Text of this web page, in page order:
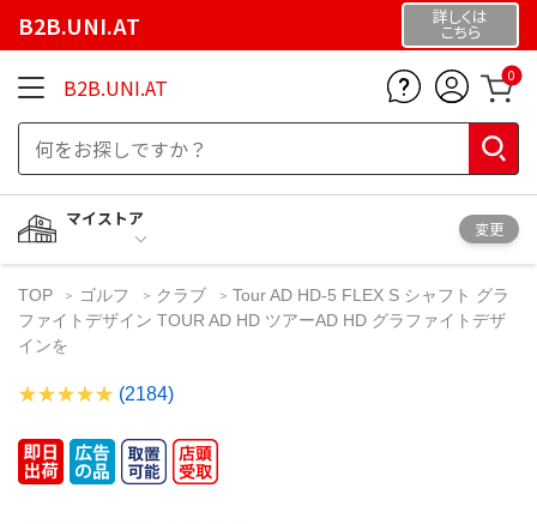
B2B.UNI.AT 詳しくは
こちら
B2B.UNI.AT 0
マイストア
変更
TOP ゴルフ クラブ
Tour AD HD-5 FLEX S シャフト グラ
ファイトデザイン TOUR AD HD ツアーAD HD グラファイトデザ
インを
(2184)